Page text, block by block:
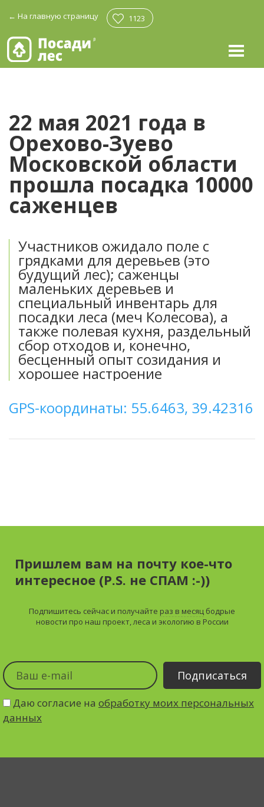
← На главную страницу 1123
22 мая 2021 года в
Орехово-Зуево
Московской области
прошла посадка 10000
саженцев
Участников ожидало поле с
грядками для деревьев (это
будущий лес); саженцы
маленьких деревьев и
специальный инвентарь для
посадки леса (меч Колесова), а
также полевая кухня, раздельный
сбор отходов и, конечно,
бесценный опыт созидания и
хорошее настроение
GPS-координаты: 55.6463, 39.42316
Пришлем вам на почту кое-что
интересное (P.S. не СПАМ :-))
Подпишитесь сейчас и получайте раз в месяц бодрые
новости про наш проект, леса и экологию в России
Даю согласие на обработку моих персональных
данных